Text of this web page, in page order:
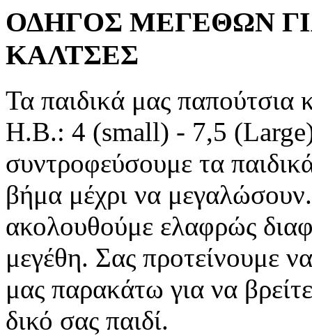
ΟΔΗΓΟΣ ΜΕΓΕΘΩΝ
ΚΑΛΤΣΕΣ
Τα παιδικά μας παπούτσια
Η.Β.: 4 (small) - 7,5
συντροφεύσουμε τα
βήμα μέχρι να μεγαλώσουν.
ακολουθούμε ελαφρώς
μεγέθη. Σας προτείνουμε
μας παρακάτω για να
δικό σας παιδί.